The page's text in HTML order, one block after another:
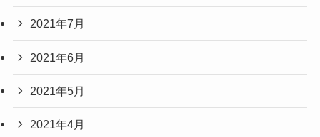
2021年7月
2021年6月
2021年5月
2021年4月